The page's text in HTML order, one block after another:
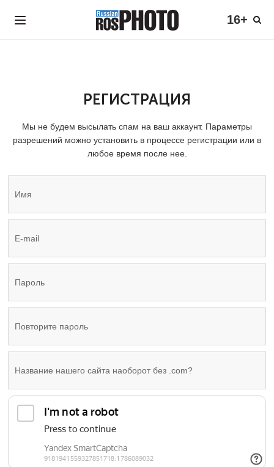
16+
РЕГИСТРАЦИЯ
Мы не будем высылать спам на ваш аккаунт. Параметры
разрешений можно установить в процессе регистрации или в
любое время после нее.